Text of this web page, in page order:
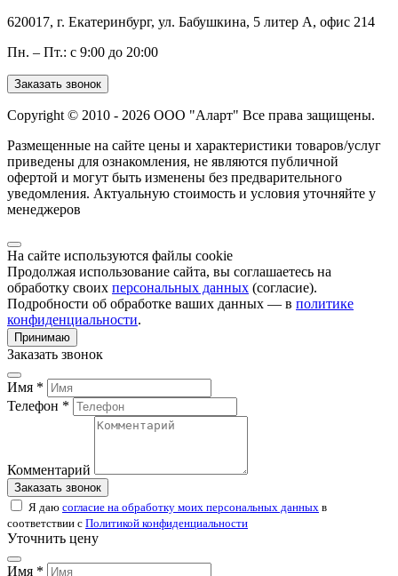
620017, г. Екатеринбург, ул. Бабушкина, 5 литер А, офис 214
Пн. – Пт.: с 9:00 до 20:00
Заказать звонок
Copyright © 2010 - 2026 ООО "Аларт" Все права защищены.
Размещенные на сайте цены и характеристики товаров/услуг
приведены для ознакомления, не являются публичной
офертой и могут быть изменены без предварительного
уведомления. Актуальную стоимость и условия уточняйте у
менеджеров
На сайте используются файлы cookie
Продолжая использование сайта, вы соглашаетесь на
обработку своих персональных данных (согласие).
Подробности об обработке ваших данных — в политике
конфиденциальности.
Принимаю
Заказать звонок
Имя *
Телефон *
Комментарий
Заказать звонок
Я даю согласие на обработку моих персональных данных в
соответствии с Политикой конфиденциальности
Уточнить цену
Имя *